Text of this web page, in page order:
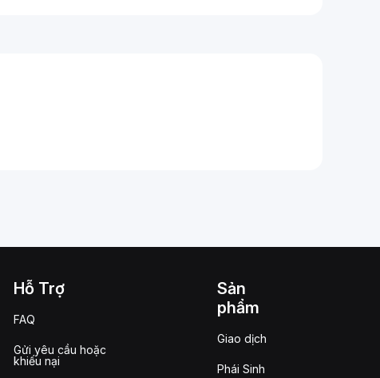
Hỗ Trợ
FAQ
Gửi yêu cầu hoặc
khiếu nại
Sản
phẩm
Giao dịch
Phái Sinh